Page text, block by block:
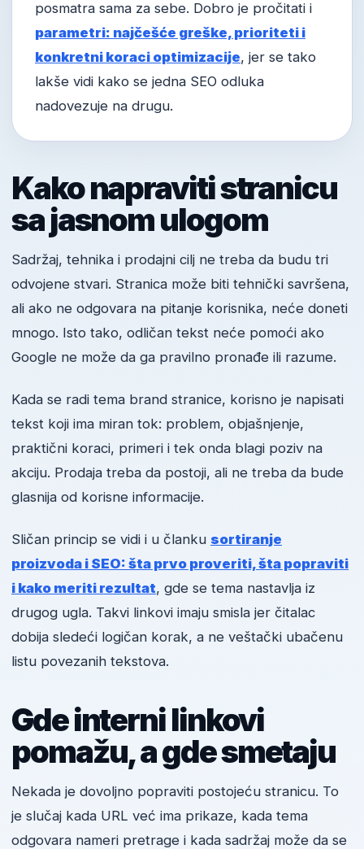
posmatra sama za sebe. Dobro je pročitati i
parametri: najčešće greške, prioriteti i
konkretni koraci optimizacije, jer se tako
lakše vidi kako se jedna SEO odluka
nadovezuje na drugu.
Kako napraviti stranicu
sa jasnom ulogom
Sadržaj, tehnika i prodajni cilj ne treba da budu tri
odvojene stvari. Stranica može biti tehnički savršena,
ali ako ne odgovara na pitanje korisnika, neće doneti
mnogo. Isto tako, odličan tekst neće pomoći ako
Google ne može da ga pravilno pronađe ili razume.
Kada se radi tema brand stranice, korisno je napisati
tekst koji ima miran tok: problem, objašnjenje,
praktični koraci, primeri i tek onda blagi poziv na
akciju. Prodaja treba da postoji, ali ne treba da bude
glasnija od korisne informacije.
Sličan princip se vidi i u članku sortiranje
proizvoda i SEO: šta prvo proveriti, šta popraviti
i kako meriti rezultat, gde se tema nastavlja iz
drugog ugla. Takvi linkovi imaju smisla jer čitalac
dobija sledeći logičan korak, a ne veštački ubačenu
listu povezanih tekstova.
Gde interni linkovi
pomažu, a gde smetaju
Nekada je dovoljno popraviti postojeću stranicu. To
je slučaj kada URL već ima prikaze, kada tema
odgovara nameri pretrage i kada sadržaj može da se